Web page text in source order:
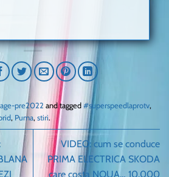
pre2022 and tagged #superspeedlaprotv,
, Puma, stiri.
VIDEO: cum se conduce
PRIMA ELECTRICA SKODA
care costa NOUA… 10.000